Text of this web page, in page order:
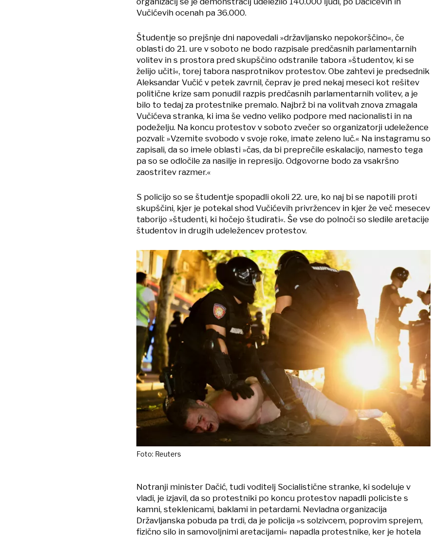
Vučićevih ocenah pa 36.000.
Študentje so prejšnje dni napovedali »državljansko nepokorščino«, če
oblasti do 21. ure v soboto ne bodo razpisale predčasnih parlamentarnih
volitev in s prostora pred skupščino odstranile tabora »študentov, ki se
želijo učiti«, torej tabora nasprotnikov protestov. Obe zahtevi je predsednik
Aleksandar Vučić v petek zavrnil, čeprav je pred nekaj meseci kot rešitev
politične krize sam ponudil razpis predčasnih parlamentarnih volitev, a je
bilo to tedaj za protestnike premalo. Najbrž bi na volitvah znova zmagala
Vučićeva stranka, ki ima še vedno veliko podpore med nacionalisti in na
podeželju. Na koncu protestov v soboto zvečer so organizatorji udeležence
pozvali: »Vzemite svobodo v svoje roke, imate zeleno luč.« Na instagramu so
zapisali, da so imele oblasti »čas, da bi preprečile eskalacijo, namesto tega
pa so se odločile za nasilje in represijo. Odgovorne bodo za vsakršno
zaostritev razmer.«
S policijo so se študentje spopadli okoli 22. ure, ko naj bi se napotili proti
skupščini, kjer je potekal shod Vučićevih privržencev in kjer že več mesecev
taborijo »študenti, ki hočejo študirati«. Še vse do polnoči so sledile aretacije
študentov in drugih udeležencev protestov.
Foto: Reuters
Notranji minister Dačić, tudi voditelj Socialistične stranke, ki sodeluje v
vladi, je izjavil, da so protestniki po koncu protestov napadli policiste s
kamni, steklenicami, baklami in petardami. Nevladna organizacija
Državljanska pobuda pa trdi, da je policija »s solzivcem, poprovim sprejem,
fizično silo in samovoljnimi aretacijami« napadla protestnike, ker je hotela